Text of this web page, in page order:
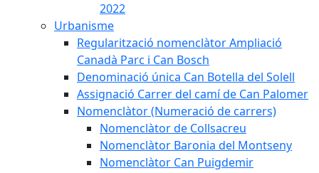
2022
Urbanisme
Regularització nomenclàtor Ampliació
Canadà Parc i Can Bosch
Denominació única Can Botella del Solell
Assignació Carrer del camí de Can Palomer
Nomenclàtor (Numeració de carrers)
Nomenclàtor de Collsacreu
Nomenclàtor Baronia del Montseny
Nomenclàtor Can Puigdemir